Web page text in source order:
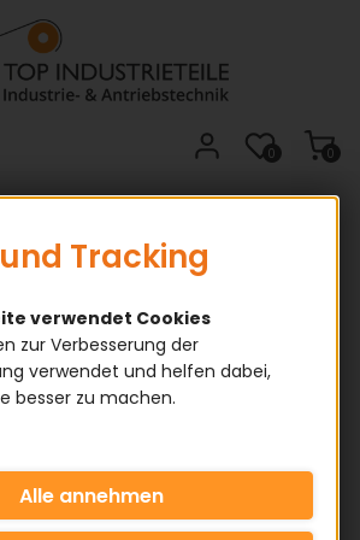
0
0
Tracking
verwendet Cookies
zur Verbesserung der
verwendet und helfen dabei,
besser zu machen.